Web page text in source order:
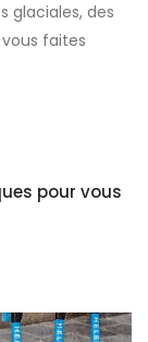
glaciales, des
faites
pour vous